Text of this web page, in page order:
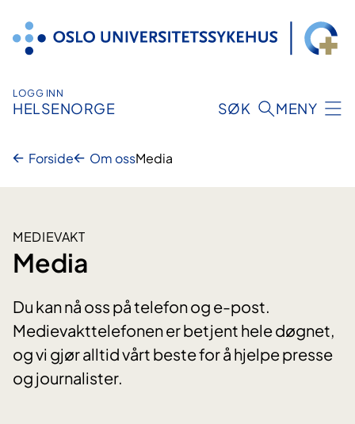
innhold
LOGG INN
HELSENORGE SØK MENY
Forside Om ossMedia
MEDIEVAKT
Media
Du kan nå oss på telefon og e-post.
Medievakttelefonen er betjent hele døgnet,
og vi gjør alltid vårt beste for å hjelpe presse
og journalister.